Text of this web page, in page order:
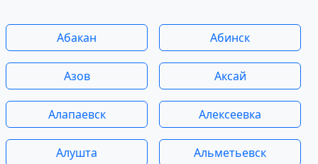
Абакан Абинск
Азов Аксай
Алапаевск Алексеевка
Алушта Альметьевск